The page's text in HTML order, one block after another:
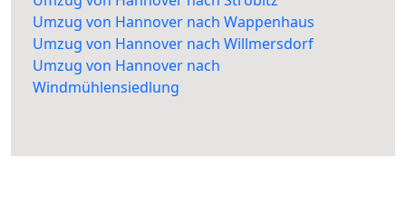
Umzug von Hannover nach Wappenhaus
Umzug von Hannover nach Willmersdorf
Umzug von Hannover nach
Windmühlensiedlung